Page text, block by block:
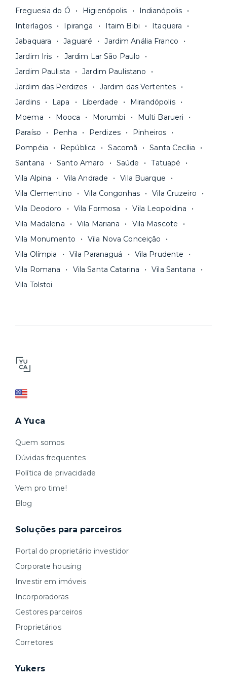
pagar todas as contas do mês junto com o
aluguel, em um boleto único. Quer ainda mais
praticidade? Escolha uma unidade com serviços
inclusos e solicite suporte e manutenção para a
nossa equipe via app.
Seja uma mala ou um caminhão de mudança: é
só levar as suas coisas e começar a morar.
A melhor parte é que todo oprocesso de
documentação pelo site da Yuca e assina o
contrato na tela do seu computador ou celular.
Simples, seguro e sem burocracia!
Freguesia do Ó
Higienópolis
Indianópolis
Interlagos
Ipiranga Itaim Bibi
Itaquera
Jabaquara
Jaguaré
Jardim Anália Franco
Jardim Iris
Jardim Lar São Paulo
Jardim Paulista
Jardim Paulistano
Jardim das Perdizes
Jardim das Vertentes
Jardins
Lapa Liberdade
Mirandópolis
Moema
Mooca Morumbi
Multi Barueri
Paraíso
Penha Perdizes
Pinheiros
Pompéia
República Sacomã
Santa Cecília
Santana
Santo Amaro Saúde
Tatuapé
Vila Alpina
Vila Andrade
Vila Buarque
Vila Clementino
Vila Congonhas
Vila Cruzeiro
Vila Deodoro
Vila Formosa
Vila Leopoldina
Vila Madalena
Vila Mariana
Vila Mascote
Vila Monumento
Vila Nova Conceição
Vila Olímpia
Vila Paranaguá
Vila Prudente
Vila Romana
Vila Santa Catarina
Vila Santana
Vila Tolstoi
A Yuca
Quem somos
Dúvidas frequentes
Política de privacidade
Vem pro time!
Blog
Soluções para parceiros
Portal do proprietário investidor
Corporate housing
Investir em imóveis
Incorporadoras
Gestores parceiros
Proprietários
Corretores
Yukers